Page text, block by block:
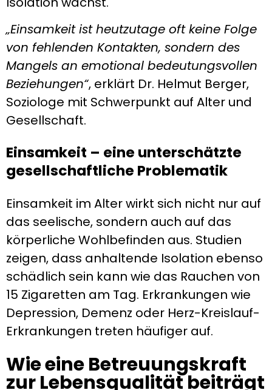
„Einsamkeit ist heutzutage oft keine Folge
von fehlenden Kontakten, sondern des
Mangels an emotional bedeutungsvollen
Beziehungen“, erklärt Dr. Helmut Berger,
Soziologe mit Schwerpunkt auf Alter und
Gesellschaft.
Einsamkeit – eine unterschätzte
gesellschaftliche Problematik
Einsamkeit im Alter wirkt sich nicht nur auf
das seelische, sondern auch auf das
körperliche Wohlbefinden aus. Studien
zeigen, dass anhaltende Isolation ebenso
schädlich sein kann wie das Rauchen von
15 Zigaretten am Tag. Erkrankungen wie
Depression, Demenz oder Herz-Kreislauf-
Erkrankungen treten häufiger auf.
Wie eine Betreuungskraft
zur Lebensqualität beiträgt